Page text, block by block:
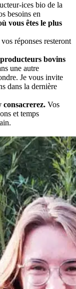
ices bio de la
besoins en
vous êtes le plus
vos réponses resteront
bovins
une autre
Je vous invite
dans la dernière
consacrerez. Vos
et temps